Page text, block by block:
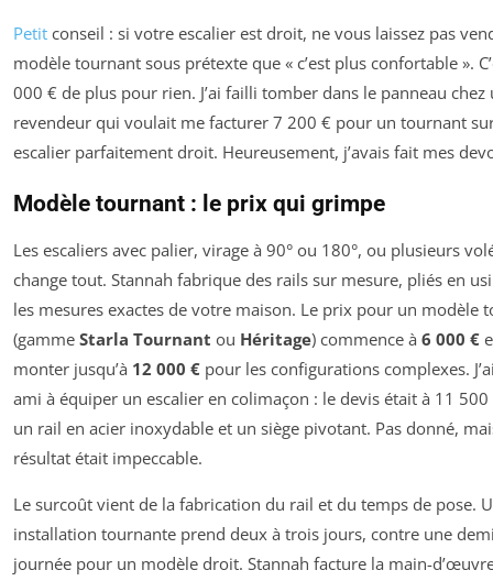
Petit conseil : si votre escalier est droit, ne vous laissez pas
modèle tournant sous prétexte que « c’est plus confortable ».
000 € de plus pour rien. J’ai failli tomber dans le panneau chez
revendeur qui voulait me facturer 7 200 € pour un tournant
escalier parfaitement droit. Heureusement, j’avais fait mes
Modèle tournant : le prix qui grimpe
Les escaliers avec palier, virage à 90° ou 180°, ou plusieurs
change tout. Stannah fabrique des rails sur mesure, pliés en
les mesures exactes de votre maison. Le prix pour un modèle
(gamme Starla Tournant ou Héritage) commence à 6 000 €
monter jusqu’à 12 000 € pour les configurations complexes.
ami à équiper un escalier en colimaçon : le devis était à 11 500
un rail en acier inoxydable et un siège pivotant. Pas donné,
résultat était impeccable.
Le surcoût vient de la fabrication du rail et du temps de pose.
installation tournante prend deux à trois jours, contre une
journée pour un modèle droit. Stannah facture la main-